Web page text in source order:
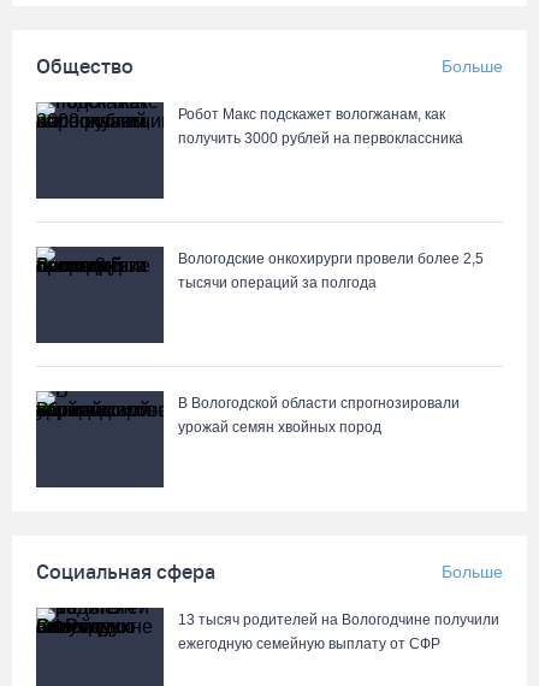
В Вологде иномарка сбила 12-летнего велосипедиста
07.08.26 / 10:36
07.08.26 / 10:24
киберугроз
На Вологодчине подвели итоги XII областной Спартакиады
ветеранов и пенсионеров
Общество Больше
Робот Макс подскажет вологжанам, как
получить 3000 рублей на первоклассника
Вологодские онкохирурги провели более 2,5
тыcячи операций за полгода
В Вологодской области спрогнозировали
урожай семян хвойных пород
Социальная сфера Больше
13 тысяч родителей на Вологодчине получили
ежегодную семейную выплату от СФР